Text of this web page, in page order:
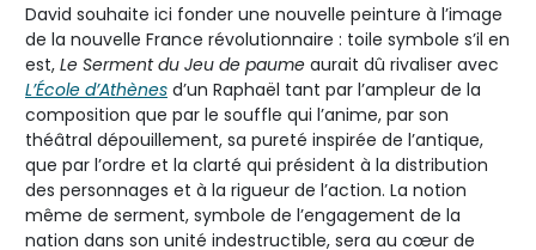
David souhaite ici fonder une nouvelle peinture à l’image
de la nouvelle France révolutionnaire : toile symbole s’il en
est, Le Serment du Jeu de paume aurait dû rivaliser avec
L’École d’Athènes d’un Raphaël tant par l’ampleur de la
composition que par le souffle qui l’anime, par son
théâtral dépouillement, sa pureté inspirée de l’antique,
que par l’ordre et la clarté qui président à la distribution
des personnages et à la rigueur de l’action. La notion
même de serment, symbole de l’engagement de la
nation dans son unité indestructible, sera au cœur de